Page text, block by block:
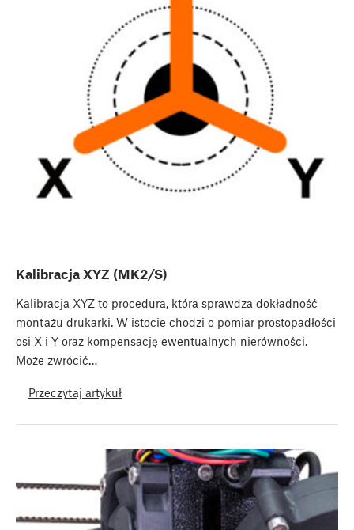
Kalibracja XYZ (MK2/S)
Kalibracja XYZ to procedura, która sprawdza dokładność
montażu drukarki. W istocie chodzi o pomiar prostopadłości
osi X i Y oraz kompensację ewentualnych nierówności.
Może zwrócić…
Przeczytaj artykuł